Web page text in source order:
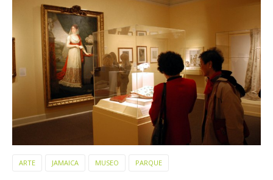
ARTE JAMAICA MUSEO PARQUE